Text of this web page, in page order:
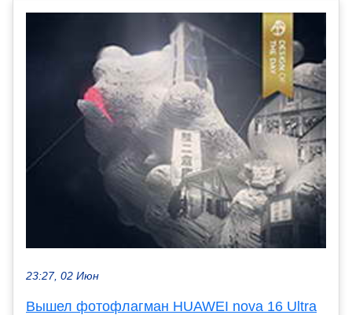
23:27, 02 Июн
Вышел фотофлагман HUAWEI nova 16 Ultra